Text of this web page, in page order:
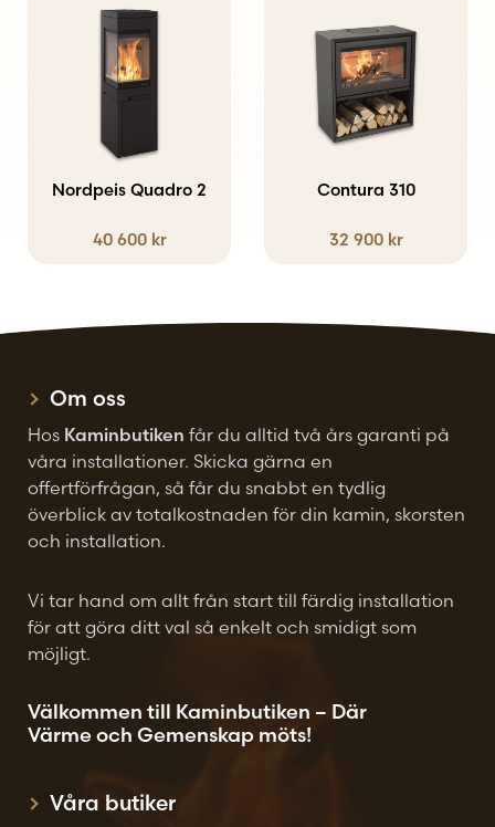
väljas
produktsidan
Nordpeis Quadro 2
40 600 kr
Contura 310
32 900 kr
Om oss
Hos Kaminbutiken får du alltid två års garanti på
våra installationer. Skicka gärna en
offertförfrågan, så får du snabbt en tydlig
överblick av totalkostnaden för din kamin, skorsten
och installation.
Vi tar hand om allt från start till färdig installation
för att göra ditt val så enkelt och smidigt som
möjligt.
Välkommen till Kaminbutiken – Där
Värme och Gemenskap möts!
Våra butiker